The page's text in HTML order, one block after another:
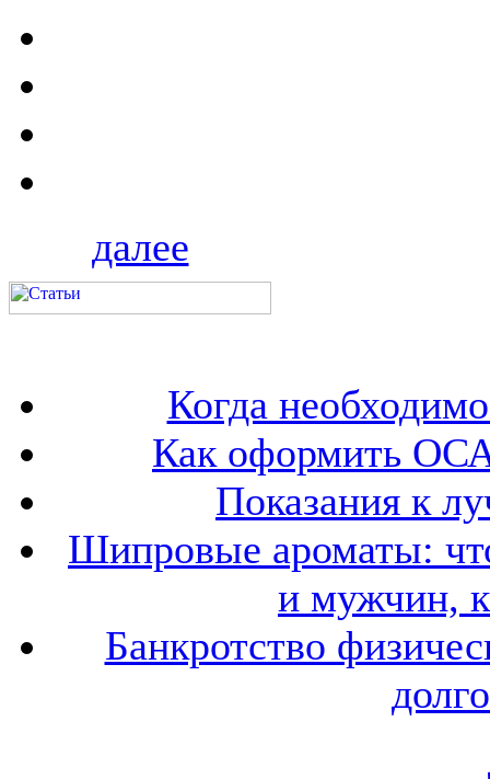
далее
Когда
Как оформить
Показания к
Шипровые ароматы:
и мужчин,
Банкротство